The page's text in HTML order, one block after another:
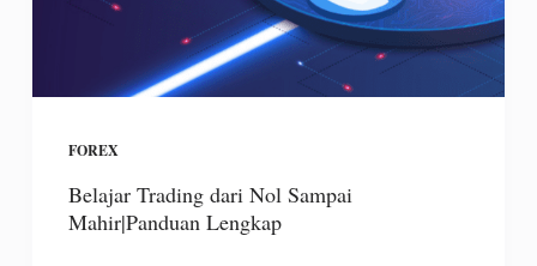
FOREX
Belajar Trading dari Nol Sampai
Mahir|Panduan Lengkap